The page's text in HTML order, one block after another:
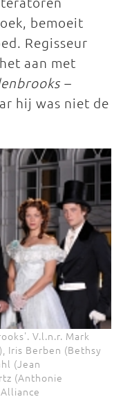
bemoeit
Regisseur
aan met
–
hij was niet de
V.l.n.r. Mark
Iris Berben (Bethsy
(Jean
(Anthonie